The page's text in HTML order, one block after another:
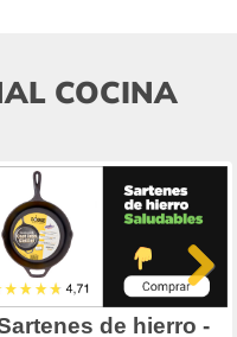
COCINA